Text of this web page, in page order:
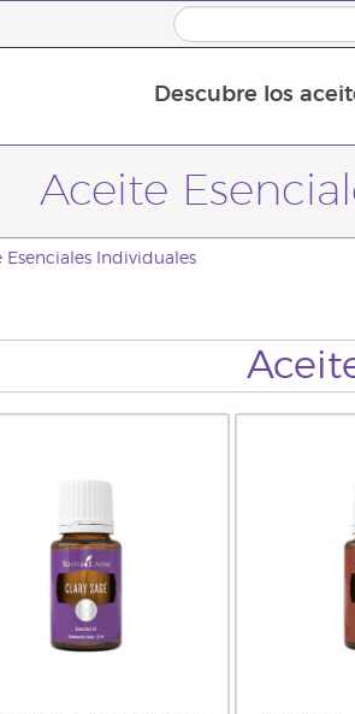
Descubre los
Aceite
Esenciales Individuales